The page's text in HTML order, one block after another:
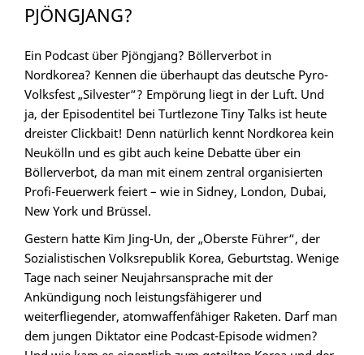
PJÖNGJANG?
Ein Podcast über Pjöngjang? Böllerverbot in
Nordkorea? Kennen die überhaupt das deutsche Pyro-
Volksfest „Silvester“? Empörung liegt in der Luft. Und
ja, der Episodentitel bei Turtlezone Tiny Talks ist heute
dreister Clickbait! Denn natürlich kennt Nordkorea kein
Neukölln und es gibt auch keine Debatte über ein
Böllerverbot, da man mit einem zentral organisierten
Profi-Feuerwerk feiert – wie in Sidney, London, Dubai,
New York und Brüssel.
Gestern hatte Kim Jing-Un, der „Oberste Führer“, der
Sozialistischen Volksrepublik Korea, Geburtstag. Wenige
Tage nach seiner Neujahrsansprache mit der
Ankündigung noch leistungsfähigerer und
weiterfliegender, atomwaffenfähiger Raketen. Darf man
dem jungen Diktator eine Podcast-Episode widmen?